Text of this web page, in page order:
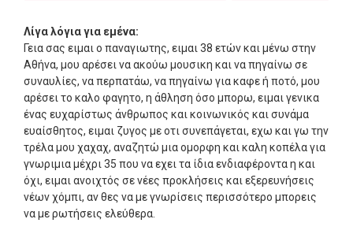
Λίγα λόγια για εμένα:
Γεια σας ειμαι ο παναγιωτης, ειμαι 38 ετών και μένω στην
Αθήνα, μου αρέσει να ακούω μουσικη και να πηγαίνω σε
συναυλίες, να περπατάω, να πηγαίνω για καφε ή ποτό, μου
αρέσει το καλο φαγητο, η άθληση όσο μπορω, ειμαι γενικα
ένας ευχαρίστως άνθρωπος και κοινωνικός και συνάμα
ευαίσθητος, ειμαι ζυγος με οτι συνεπάγεται, εχω και γω την
τρέλα μου χαχαχ, αναζητώ μια ομορφη και καλη κοπέλα για
γνωριμια μέχρι 35 που να εχει τα ίδια ενδιαφέροντα η και
όχι, ειμαι ανοιχτός σε νέες προκλήσεις και εξερευνήσεις
νέων χόμπι, αν θες να με γνωρίσεις περισσότερο μπορεις
να με ρωτήσεις ελεύθερα.